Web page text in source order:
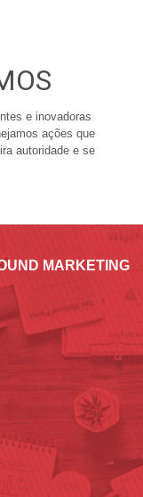
e inovadoras
ações que
autoridade e se
MARKETING